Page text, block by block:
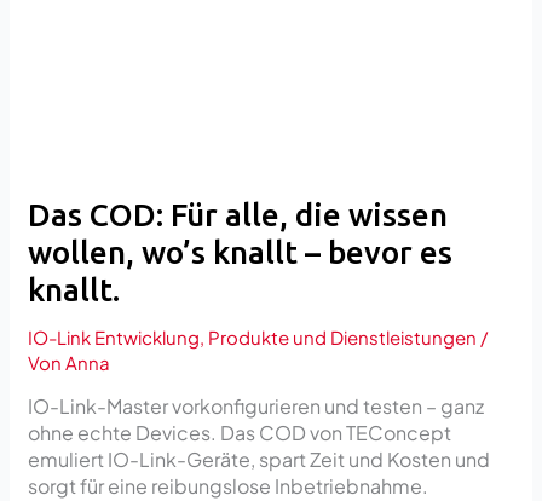
Das COD: Für alle, die wissen
wollen, wo’s knallt – bevor es
knallt.
IO-Link Entwicklung, Produkte und Dienstleistungen /
VonAnna
IO-Link-Master vorkonfigurieren und testen – ganz
ohne echte Devices. Das COD von TEConcept
emuliert IO-Link-Geräte, spart Zeit und Kosten und
sorgt für eine reibungslose Inbetriebnahme.
es
knallt.